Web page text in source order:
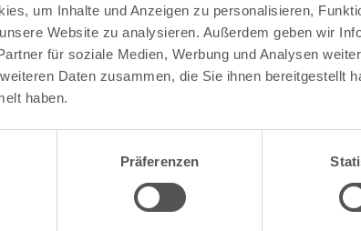
um Inhalte und Anzeigen zu personalisieren,
Website zu analysieren. Außerdem geben wir
für soziale Medien, Werbung und Analysen
Daten zusammen, die Sie ihnen bereitgestellt
haben.
Präferenzen
Weitere
Nutzung Waschmaschine/Wäschetrockner
Einstellplatz für Fahrräder